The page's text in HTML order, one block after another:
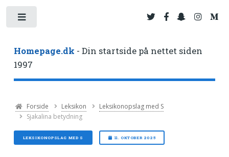
Homepage.dk - Din startside på nettet siden
1997
Forside Leksikon
Leksikonopslag med S
Sjakalina betydning
LEKSIKONOPSLAG MED S 11. OKTOBER 2025